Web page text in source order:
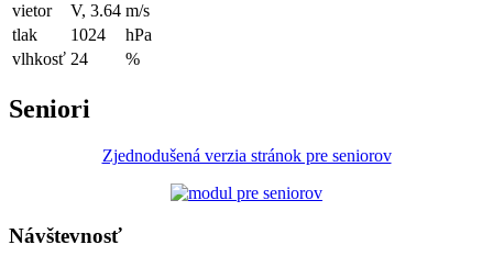
vietor
V, 3.64 m/s
tlak
1024
hPa
vlhkosť 24 %
Seniori
Zjednodušená verzia stránok pre seniorov
Návštevnosť